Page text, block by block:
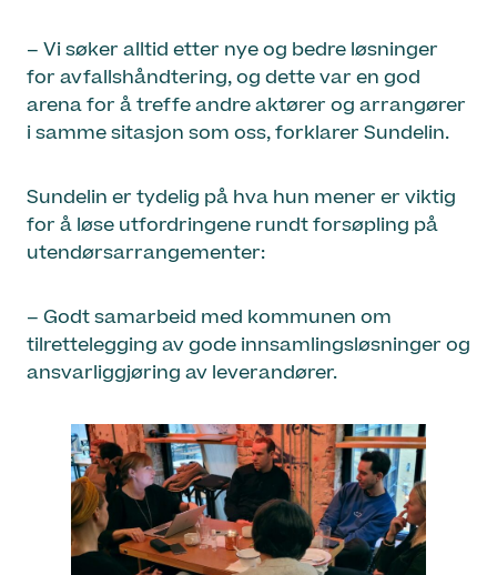
– Vi søker alltid etter nye og bedre løsninger
for avfallshåndtering, og dette var en god
arena for å treffe andre aktører og arrangører
i samme sitasjon som oss, forklarer Sundelin.
Sundelin er tydelig på hva hun mener er viktig
for å løse utfordringene rundt forsøpling på
utendørsarrangementer:
– Godt samarbeid med kommunen om
tilrettelegging av gode innsamlingsløsninger og
ansvarliggjøring av leverandører.